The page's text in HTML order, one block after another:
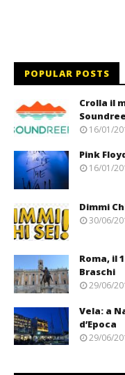
POPULAR POSTS
Crolla il
16/01/
Pink
16/01/
Dimmi
30/06/
Roma, il
Braschi
29/06/
Vela: a
d’Epoca
29/06/